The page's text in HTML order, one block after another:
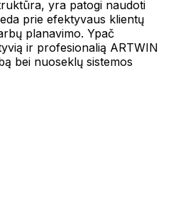
yra patogi naudoti
prie efektyvaus klientų
planavimo. Ypač
ir profesionalią ARTWIN
bei nuoseklų sistemos